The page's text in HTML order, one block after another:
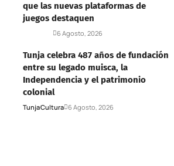
que las nuevas plataformas de
juegos destaquen
6 Agosto, 2026
Tunja celebra 487 años de fundación
entre su legado muisca, la
Independencia y el patrimonio
colonial
TunjaCultura 6 Agosto, 2026